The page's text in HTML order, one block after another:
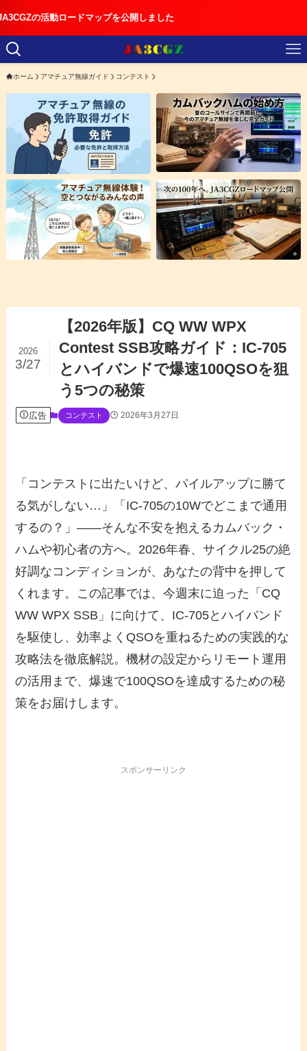
ドマップを公開しました
ホーム アマチュア無線ガイド コンテスト
【2026年版】CQ WW WPX
Contest SSB攻略ガイド：IC-705
とハイバンドで爆速100QSOを狙
う5つの秘策
2026
3/27
広告 コンテスト 2026年3月27日
「コンテストに出たいけど、パイルアップに勝て
る気がしない…」「IC-705の10Wでどこまで通用
するの？」――そんな不安を抱えるカムバック・
ハムや初心者の方へ。2026年春、サイクル25の絶
好調なコンディションが、あなたの背中を押して
くれます。この記事では、今週末に迫った「CQ
WW WPX SSB」に向けて、IC-705とハイバンド
を駆使し、効率よくQSOを重ねるための実践的な
攻略法を徹底解説。機材の設定からリモート運用
の活用まで、爆速で100QSOを達成するための秘
策をお届けします。
スポンサーリンク